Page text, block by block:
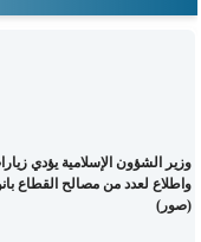
وزير الشؤون الإسلامية يؤدي
واطلاع لعدد من مصالح القطاع
(صور)